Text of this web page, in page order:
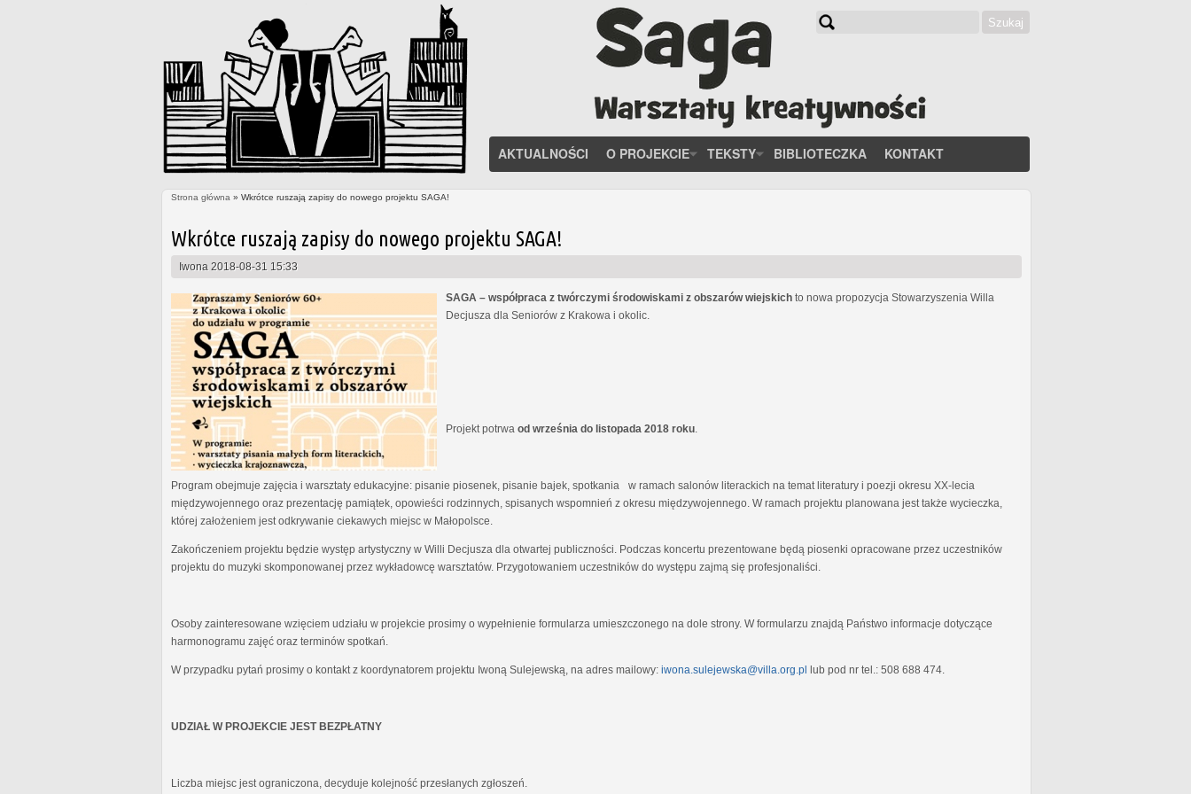
Szukaj
AKTUALNOŚCI O PROJEKCIE TEKSTY BIBLIOTECZKA KONTAKT
Strona główna » Wkrótce ruszają zapisy do nowego projektu SAGA!
Wkrótce ruszają zapisy do nowego projektu SAGA!
Iwona 2018-08-31 15:33
SAGA – współpraca z twórczymi środowiskami z obszarów wiejskich to nowa propozycja Stowarzyszenia Willa
Decjusza dla Seniorów z Krakowa i okolic.
Projekt potrwa od września do listopada 2018 roku
Program obejmuje zajęcia i warsztaty edukacyjne: pisanie piosenek, pisanie bajek, spotkania w ramach salonów literackich na temat literatury i poezji okresu XX-lecia
międzywojennego oraz prezentację pamiątek, opowieści rodzinnych, spisanych wspomnień z okresu międzywojennego. W ramach projektu planowana jest także wycieczka,
której założeniem jest odkrywanie ciekawych miejsc w Małopolsce.
Zakończeniem projektu będzie występ artystyczny w Willi Decjusza dla otwartej publiczności. Podczas koncertu prezentowane będą piosenki opracowane przez uczestników
projektu do muzyki skomponowanej przez wykładowcę warsztatów. Przygotowaniem uczestników do występu zajmą się profesjonaliści.
Osoby zainteresowane wzięciem udziału w projekcie prosimy o wypełnienie formularza umieszczonego na dole strony. W formularzu znajdą Państwo informacje dotyczące
harmonogramu zajęć oraz terminów spotkań.
W przypadku pytań prosimy o kontakt z koordynatorem projektu Iwoną Sulejewską, na adres mailowy: iwona.sulejewska@villa.org.pl lub pod nr tel.: 508 688 474.
UDZIAŁ W PROJEKCIE JEST BEZPŁATNY
Liczba miejsc jest ograniczona, decyduje kolejność przesłanych zgłoszeń.